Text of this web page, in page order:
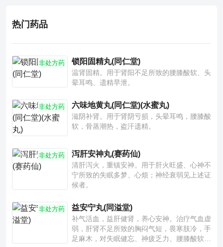
热门药品
非处方药 锁阳固精丸(同仁堂)
温肾固精。用于肾阳不足所致的腰膝酸软、头
晕耳鸣、遗精早泄。
非处方药 六味地黄丸(同仁堂)(水蜜丸)
滋阴补肾。用于肾阴亏损，头晕耳鸣，腰膝酸
软，骨蒸潮热，盗汗遗精。
非处方药 泻肝安神丸(赛药仙)
清肝泻火，重镇安神。用于肝火旺盛、心神不
宁所致的失眠多梦、心烦；神经衰弱见上述证
候者。
非处方药 益安宁丸(同溢堂)
补气活血，益肝健肾，养心安神。治疗气血虚
弱，肝肾不足所致的胸闷气短，畏寒肢冷，手
足麻木，对失眠健忘、神疲乏力、腰膝酸软也